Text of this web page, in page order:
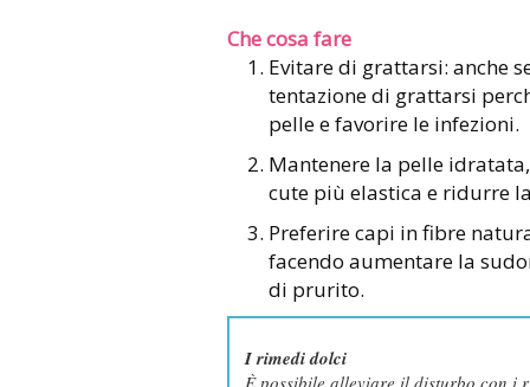
Che cosa fare
Evitare di grattarsi: anche
tentazione di grattarsi
pelle e favorire le infezioni.
Mantenere la pelle
cute più elastica e ridurre
Preferire capi in fibre
facendo aumentare la
di prurito.
I rimedi dolci
È possibile alleviare il disturbo con i